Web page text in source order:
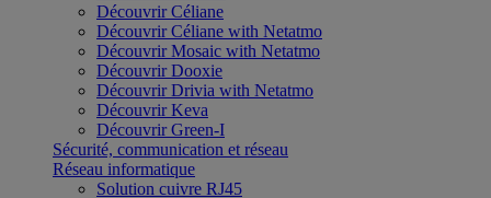
Découvrir Céliane
Découvrir Céliane with Netatmo
Découvrir Mosaic with Netatmo
Découvrir Dooxie
Découvrir Drivia with Netatmo
Découvrir Keva
Découvrir Green-I
Sécurité, communication et réseau
Réseau informatique
Solution cuivre RJ45